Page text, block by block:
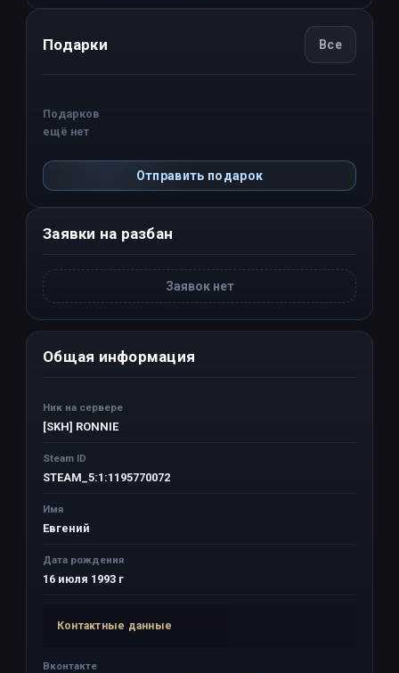
Подарки Все
Подарков
ещё нет
Отправить подарок
Заявки на разбан
Заявок нет
Общая информация
Ник на сервере
[SKH] RONNIE
Steam ID
STEAM_5:1:1195770072
Имя
Евгений
Дата рождения
16 июля 1993 г
Контактные данные
Вконтакте